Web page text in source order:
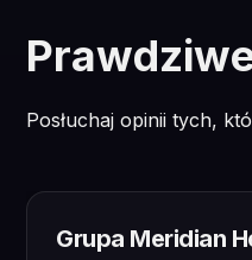
Posłuchaj opinii tych,
Grupa Meridian